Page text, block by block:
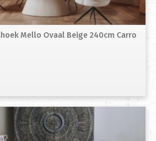
Mello Ovaal Beige 240cm Carro